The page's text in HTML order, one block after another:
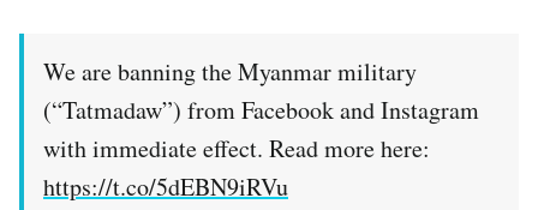
We are banning the Myanmar military
(“Tatmadaw”) from Facebook and Instagram
with immediate effect. Read more here:
https://t.co/5dEBN9iRVu